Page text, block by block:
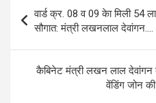
o
o
k
g
er
A
p
p
navigation
वार्ड क्र. 08 व 09 केा मिली 54
सौगात: मंत्री लखनलाल देवांगन….
कैबिनेट मंत्री लखन लाल देवांगन
वेंडिंग जोन